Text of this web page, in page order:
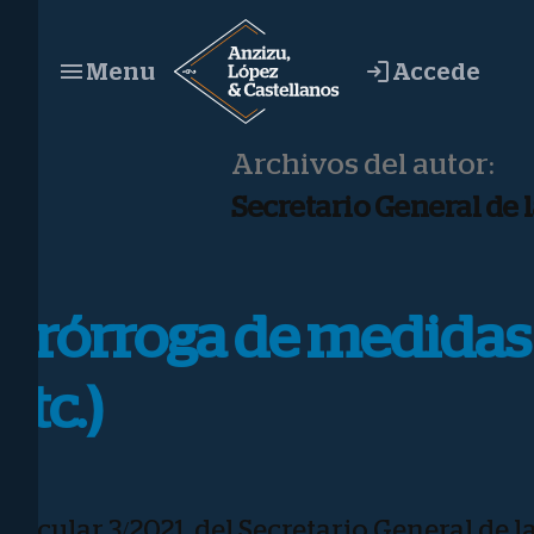
Menu Accede
Archivos del autor:
Secretario General
Prórroga de
etc.)